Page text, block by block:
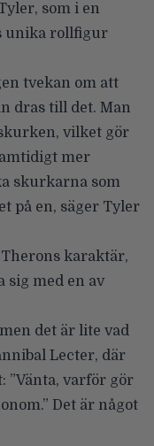
som i en
unika rollfigur
tvekan om att
dras till det. Man
vilket gör
mer
skurkarna som
på en, säger Tyler
karaktär,
sig med en av
det är lite vad
Lecter, där
”Vänta, varför gör
Det är något